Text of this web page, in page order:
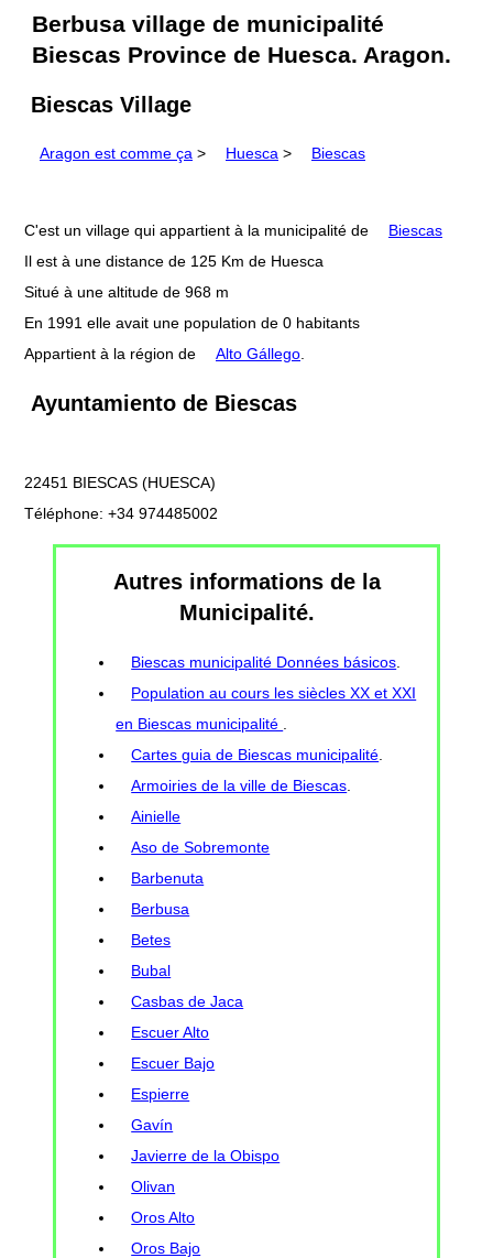
Berbusa village de municipalité
Biescas Province de Huesca. Aragon.
Biescas Village
Aragon est comme ça > Huesca > Biescas
C'est un village qui appartient à la municipalité de
Biescas
Il est à une distance de 125 Km de Huesca
Situé à une altitude de 968 m
En 1991 elle avait une population de 0 habitants
Appartient à la région de
Alto Gállego
Ayuntamiento de Biescas
22451 BIESCAS (HUESCA)
Téléphone: +34 974485002
Autres informations de la
Municipalité.
Biescas municipalité Données básicos
Population au cours les siècles XX et XXI
en Biescas municipalité
Cartes guia de Biescas municipalité
Armoiries de la ville de Biescas
Ainielle
Aso de Sobremonte
Barbenuta
Berbusa
Betes
Bubal
Casbas de Jaca
Escuer Alto
Escuer Bajo
Espierre
Gavín
Javierre de la Obispo
Olivan
Oros Alto
Oros Bajo